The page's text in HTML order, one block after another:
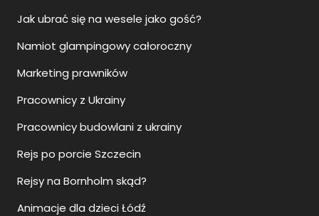
Jak ubrać się na wesele jako gość?
Namiot glampingowy całoroczny
Marketing prawników
Pracownicy z Ukrainy
Pracownicy budowlani z ukrainy
Rejs po porcie Szczecin
Rejsy na Bornholm skąd?
Animacje dla dzieci Łódź